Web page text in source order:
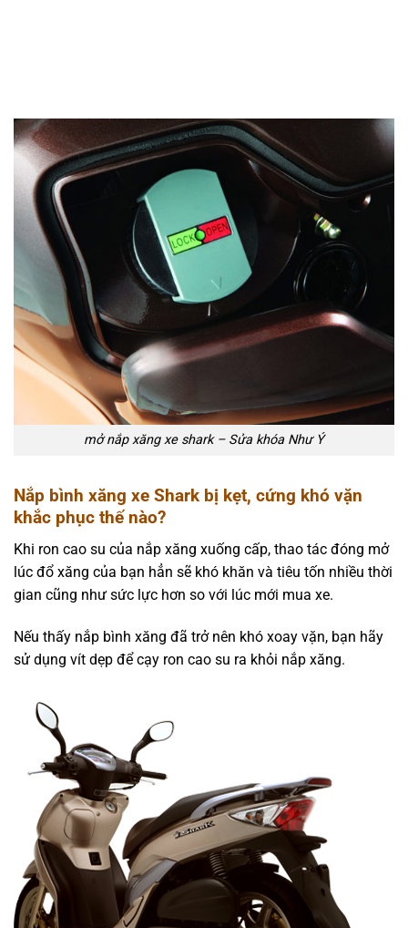
mở nắp xăng xe shark – Sửa khóa Như Ý
Nắp bình xăng xe Shark bị kẹt, cứng khó vặn
khắc phục thế nào?
Khi ron cao su của nắp xăng xuống cấp, thao tác đóng mở
lúc đổ xăng của bạn hẳn sẽ khó khăn và tiêu tốn nhiều thời
gian cũng như sức lực hơn so với lúc mới mua xe.
Nếu thấy nắp bình xăng đã trở nên khó xoay vặn, bạn hãy
sử dụng vít dẹp để cạy ron cao su ra khỏi nắp xăng.